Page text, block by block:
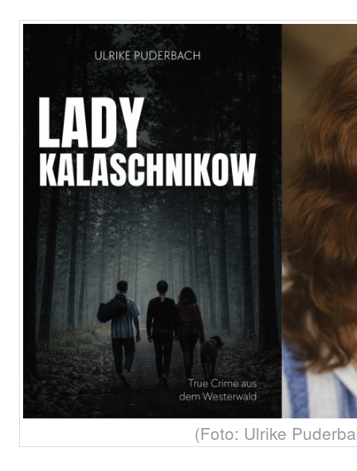
(Foto: Ulrike